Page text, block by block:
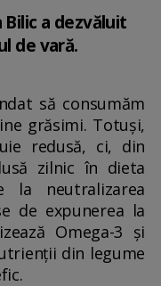
a dezvăluit
de vară.
să consumăm
grăsimi. Totuși,
redusă, ci, din
zilnic în dieta
la neutralizarea
de expunerea la
Omega-3 și
din legume